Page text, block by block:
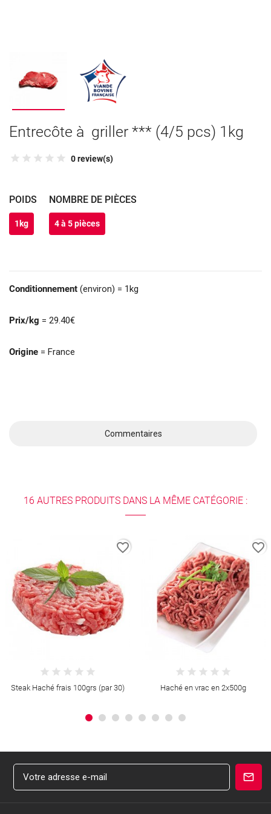
Entrecôte à griller *** (4/5 pcs) 1kg
0 review(s)
POIDS
1kg
NOMBRE DE PIÈCES
4 à 5 pièces
Conditionnement (environ) = 1kg
Prix/kg = 29.40€
Origine = France
Commentaires
16 AUTRES PRODUITS DANS LA MÊME CATÉGORIE :
Steak Haché frais 100grs (par 30)
favorite_border
Haché en vrac en 2x500g
favorite_border